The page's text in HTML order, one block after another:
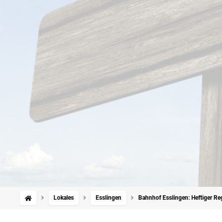
Lokales Esslingen Bahnhof Esslingen: Heftiger